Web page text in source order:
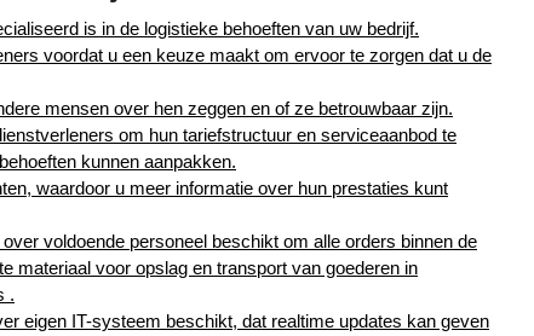
is in de logistieke behoeften van uw bedrijf.
voordat u een keuze maakt om ervoor te zorgen dat u de
mensen over hen zeggen en of ze betrouwbaar zijn.
om hun tariefstructuur en serviceaanbod te
kunnen aanpakken.
waardoor u meer informatie over hun prestaties kunt
voldoende personeel beschikt om alle orders binnen de
materiaal voor opslag en transport van goederen in
.
eigen IT-systeem beschikt, dat realtime updates kan geven